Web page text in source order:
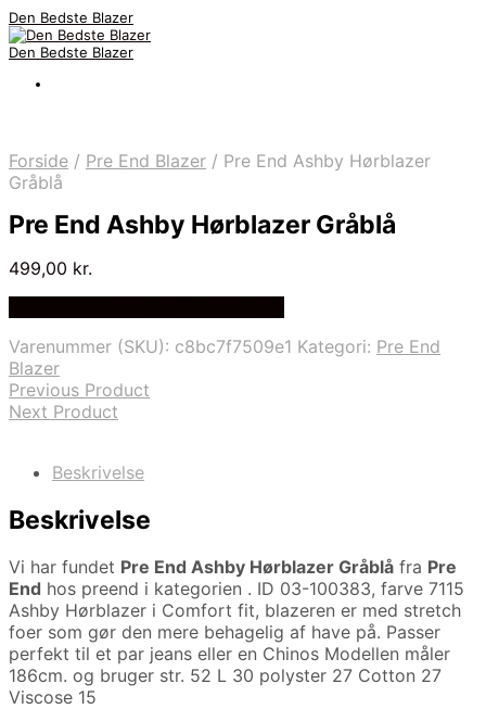
Den Bedste Blazer
Den Bedste Blazer
Forside / Pre End Blazer / Pre End Ashby Hørblazer
Gråblå
Pre End Ashby Hørblazer Gråblå
499,00 kr.
Varenummer (SKU): c8bc7f7509e1 Kategori: Pre End
Blazer
Previous Product
Next Product
Beskrivelse
Beskrivelse
Vi har fundet Pre End Ashby Hørblazer Gråblå fra Pre
End hos preend i kategorien . ID 03-100383, farve 7115
Ashby Hørblazer i Comfort fit, blazeren er med stretch
foer som gør den mere behagelig af have på. Passer
perfekt til et par jeans eller en Chinos Modellen måler
186cm. og bruger str. 52 L 30 polyster 27 Cotton 27
Viscose 15